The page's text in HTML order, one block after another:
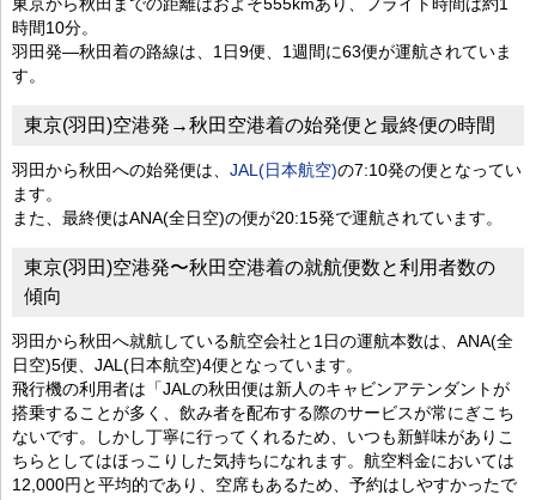
時間10分。
羽田発―秋田着の路線は、1日9便、1週間に63便が運航されていま
す。
東京(羽田)空港発→秋田空港着の始発便と最終便の時間
羽田から秋田への始発便は、 JAL(日本航空)の7:10発の便となってい
ます。
また、最終便はANA(全日空)の便が20:15発で運航されています。
東京(羽田)空港発〜秋田空港着の就航便数と利用者数の
傾向
羽田から秋田へ就航している航空会社と1日の運航本数は、ANA(全
日空)5便、JAL(日本航空)4便となっています。
飛行機の利用者は「JALの秋田便は新人のキャビンアテンダントが
搭乗することが多く、飲み者を配布する際のサービスが常にぎこち
ないです。しかし丁寧に行ってくれるため、いつも新鮮味がありこ
ちらとしてはほっこりした気持ちになれます。航空料金においては
12,000円と平均的であり、空席もあるため、予約はしやすかったで